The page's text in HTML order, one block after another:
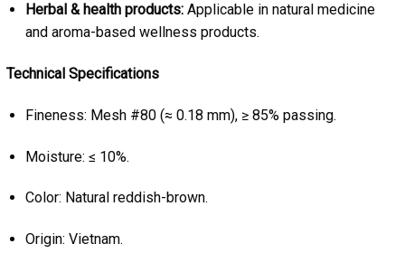
Herbal & health products:Applicable in natural medicine
and aroma-based wellness products.
Technical Specifications
Fineness: Mesh #80 (≈ 0.18 mm), ≥ 85% passing.
Moisture: ≤ 10%.
Color: Natural reddish-brown.
Origin: Vietnam.